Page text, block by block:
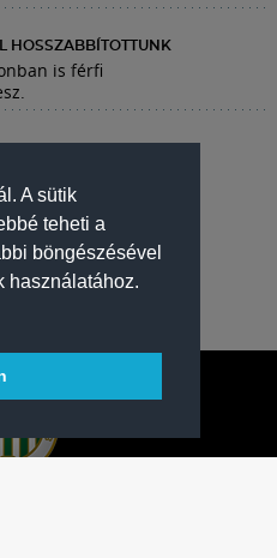
A sütik
teheti a
böngészésével
használatához.
HOSSZABBÍTOTTUNK
is férfi